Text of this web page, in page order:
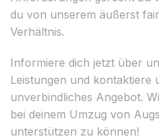
du von unserem äußerst
Verhältnis.
Informiere dich jetzt über
Leistungen und kontaktiere
unverbindliches Angebot.
bei deinem Umzug von
unterstützen zu können!